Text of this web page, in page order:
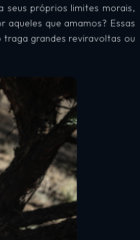
seus próprios limites morais,
que amamos? Essas
traga grandes reviravoltas ou